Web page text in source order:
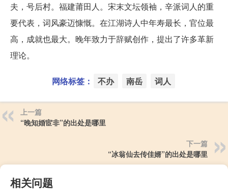
夫，号后村。福建莆田人。宋末文坛领袖，辛派词人的重
要代表，词风豪迈慷慨。在江湖诗人中年寿最长，官位最
高，成就也最大。晚年致力于辞赋创作，提出了许多革新
理论。
网络标签： 不办 南岳 词人
上一篇
“晚知婚宦非”的出处是哪里
下一篇
“冰翁仙去传佳婿”的出处是哪里
相关问题